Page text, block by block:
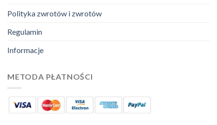
Polityka zwrotów i zwrotów
Regulamin
Informacje
METODA PŁATNOŚCI